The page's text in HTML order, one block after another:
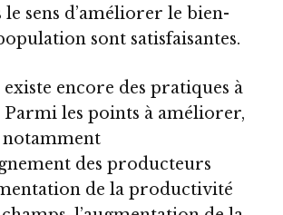
le sens d’améliorer le bien-
sont satisfaisantes.
encore des pratiques à
les points à améliorer,
des producteurs
de la productivité